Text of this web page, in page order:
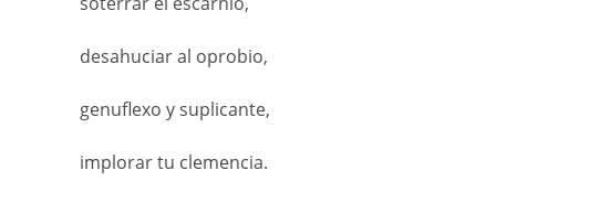
desahuciar al oprobio,
genuflexo y suplicante,
implorar tu clemencia.